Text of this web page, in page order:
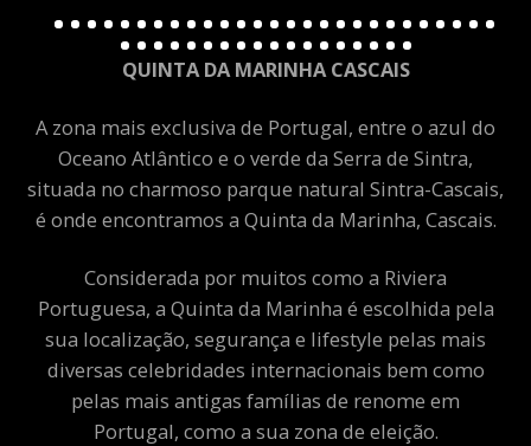
QUINTA DA MARINHA CASCAIS
A zona mais exclusiva de Portugal, entre o azul do
Oceano Atlântico e o verde da Serra de Sintra,
situada no charmoso parque natural Sintra-Cascais,
é onde encontramos a Quinta da Marinha, Cascais.
Considerada por muitos como a Riviera
Portuguesa, a Quinta da Marinha é escolhida pela
sua localização, segurança e lifestyle pelas mais
diversas celebridades internacionais bem como
pelas mais antigas famílias de renome em
Portugal, como a sua zona de eleição.